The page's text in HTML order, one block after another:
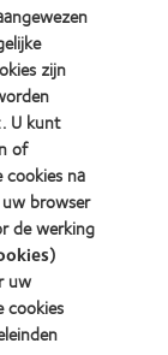
zijn
U kunt
of
na
browser
de werking
)
uw
cookies